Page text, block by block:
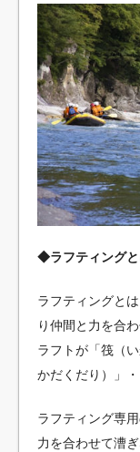
◆ラフティングと
ラフティングと
り仲間と力を合
ラフトが「筏（
かだくだり）」
ラフティング専
力を合わせて漕